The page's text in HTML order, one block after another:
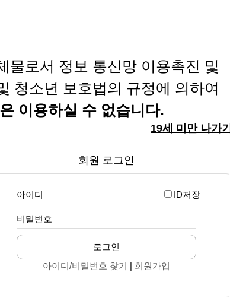
물로서 정보 통신망 이용촉진 및
청소년 보호법의 규정에 의하여
이용하실 수 없습니다.
19세 미만 나가
회원 로그인
아이디 ID저장
비밀번호
로그인
아이디/비밀번호 찾기 | 회원가입